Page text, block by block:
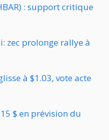
: support critique
zec prolonge rallye à
à $1.03, vote acte
$ en prévision du